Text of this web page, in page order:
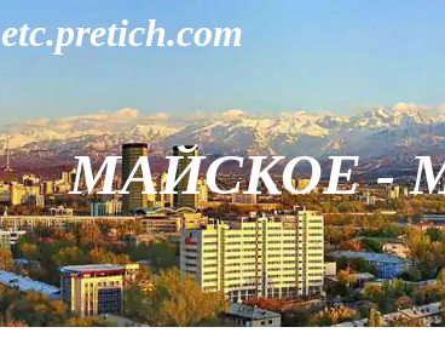
etc.pretich.com
МАЙСКОЕ -